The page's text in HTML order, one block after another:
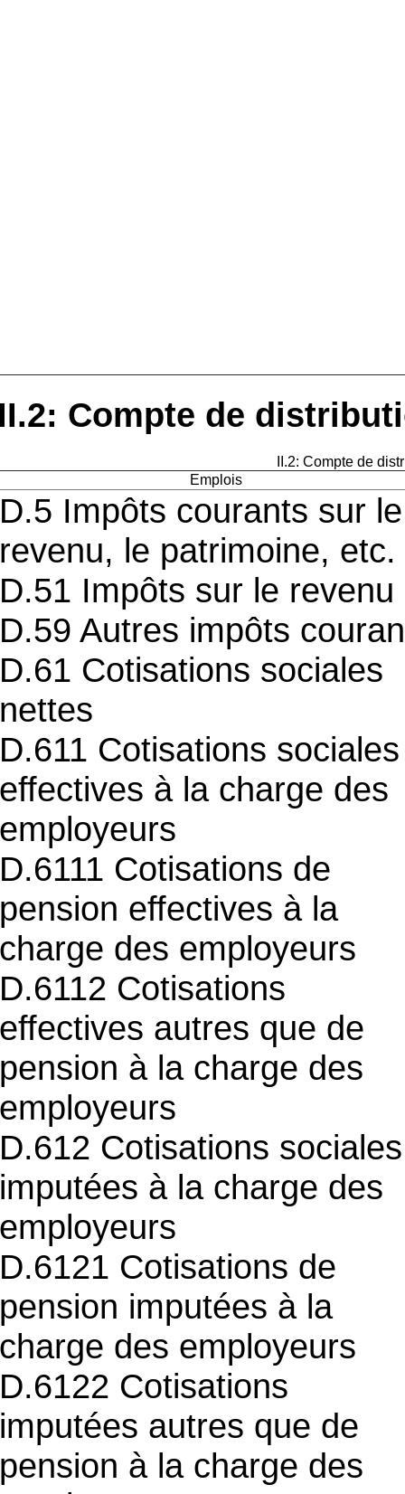
Compte de
II.2: Compte de
Emplois
D.5 Impôts courants sur le
revenu, le patrimoine, etc.
D.51 Impôts sur le revenu
D.59 Autres impôts
D.61 Cotisations sociales
nettes
D.611 Cotisations sociales
effectives à la charge des
employeurs
D.6111 Cotisations de
pension effectives à la
charge des employeurs
D.6112 Cotisations
effectives autres que de
pension à la charge des
employeurs
D.612 Cotisations sociales
imputées à la charge des
employeurs
D.6121 Cotisations de
pension imputées à la
charge des employeurs
D.6122 Cotisations
imputées autres que de
pension à la charge des